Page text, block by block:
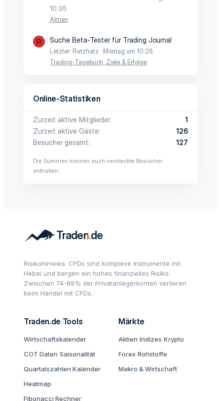
10:35
Aktien
R Suche Beta-Tester für Trading Journal
Letzter: Ratzfratz
Montag um 10:26
Trading-Tagebuch, Ziele & Erfolge
Online-Statistiken
Zurzeit aktive Mitglieder
1
Zurzeit aktive Gäste
126
Besucher gesamt
127
Die Summen können auch versteckte Besucher
enthalten.
Risikohinweis: CFDs sind komplexe Instrumente mit
Hebel und bergen ein hohes finanzielles Risiko.
Zwischen 74-89% der Privatanlegerkonten verlieren
beim Handel mit CFDs.
Traden.de Tools
Wirtschaftskalender
COT Daten Saisonalität
Quartalszahlen Kalender
Heatmap
Fibonacci Rechner
Märkte
Aktien Indizes Krypto
Forex Rohstoffe
Makro & Wirtschaft